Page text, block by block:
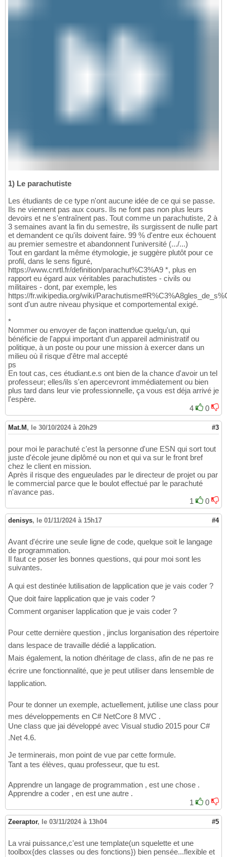
1) Le parachutiste
Les étudiants de ce type n'ont aucune idée de ce qui se passe.
Ils ne viennent pas aux cours. Ils ne font pas non plus leurs
devoirs et ne s'entraînent pas. Tout comme un parachutiste, 2 à
3 semaines avant la fin du semestre, ils surgissent de nulle part
et demandent ce qu'ils doivent faire. 99 % d'entre eux échouent
au premier semestre et abandonnent l'université (.../...)
Tout en gardant la même étymologie, je suggère plutôt pour ce
profil, dans le sens figuré,
https://www.cnrtl.fr/definition/parachut%C3%A9 *, plus en
rapport eu égard aux véritables parachutistes - civils ou
militaires - dont, par exemple, les
https://fr.wikipedia.org/wiki/
sont d'un autre niveau physique et comportemental exigé.
*
Nommer ou envoyer de façon inattendue quelqu'un, qui
bénéficie de l'appui important d'un appareil administratif ou
politique, à un poste ou pour une mission à exercer dans un
milieu où il risque d'être mal accepté
ps
En tout cas, ces étudiant.e.s ont bien de la chance d'avoir un tel
professeur; elles/ils s'en apercevront immédiatement ou bien
plus tard dans leur vie professionnelle, ça vous est déja arrivé je
l'espère.
4
0
Mat.M , le 30/10/2024 à 20h29 #3
pour moi le parachuté c'est la personne d'une ESN qui sort tout
juste d'école jeune diplômé ou non et qui va sur le front bref
chez le client en mission.
Après il risque des engueulades par le directeur de projet ou par
le commercial parce que le boulot effectué par le parachuté
n'avance pas.
1
0
denisys, le 01/11/2024 à 15h17 #4
Avant d'écrire une seule ligne de code, quelque soit le langage
de programmation.
Il faut ce poser les bonnes questions, qui pour moi sont les
suivantes.
A qui est destinée lutilisation de lapplication que je vais coder ?
Que doit faire lapplication que je vais coder ?
Comment organiser lapplication que je vais coder ?
Pour cette dernière question , jinclus lorganisation des répertoire
dans lespace de travaille dédié a lapplication.
Mais également, la notion dhéritage de class, afin de ne pas re
écrire une fonctionnalité, que je peut utiliser dans lensemble de
lapplication.
Pour te donner un exemple, actuellement, jutilise une class pour
mes développements en C# NetCore 8 MVC .
Une class que jai développé avec Visual studio 2015 pour C#
.Net 4.6.
Je terminerais, mon point de vue par cette formule.
Tant a tes élèves, quau professeur, que tu est.
Apprendre un langage de programmation , est une chose .
Apprendre a coder , en est une autre .
1
0
Zeeraptor, le 03/11/2024 à 13h04 #5
La vrai puissance,c'est une template(un squelette et une
toolbox{des classes ou des fonctions}) bien pensée...flexible et